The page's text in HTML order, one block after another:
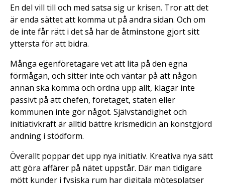
En del vill till och med satsa sig ur krisen. Tror att det
är enda sättet att komma ut på andra sidan. Och om
de inte får rätt i det så har de åtminstone gjort sitt
yttersta för att bidra.
Många egenföretagare vet att lita på den egna
förmågan, och sitter inte och väntar på att någon
annan ska komma och ordna upp allt, klagar inte
passivt på att chefen, företaget, staten eller
kommunen inte gör något. Självständighet och
initiativkraft är alltid bättre krismedicin än konstgjord
andning i stödform.
Överallt poppar det upp nya initiativ. Kreativa nya sätt
att göra affärer på nätet uppstår. Där man tidigare
mött kunder i fysiska rum har digitala mötesplatser